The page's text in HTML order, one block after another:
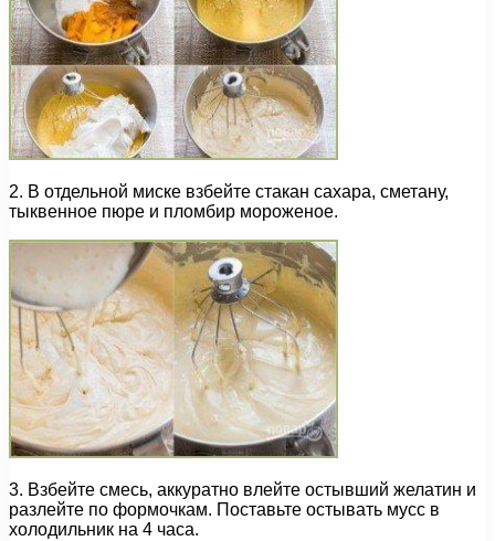
2. В отдельной миске взбейте стакан сахара, сметану,
тыквенное пюре и пломбир мороженое.
3. Взбейте смесь, аккуратно влейте остывший желатин и
разлейте по формочкам. Поставьте остывать мусс в
холодильник на 4 часа.